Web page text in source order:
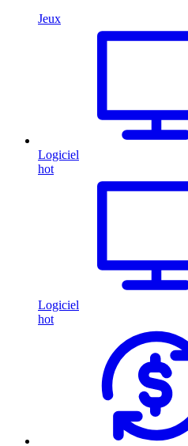
Jeux
Logiciel
hot
Logiciel
hot